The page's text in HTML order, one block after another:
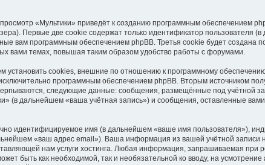
«Мультики» приведёт к созданию программным обеспечением
Первые две cookie содержат только идентификатор пользователя
вам программным обеспечением phpBB. Третья cookie будет создана
вами темах, повышая таким образом удобство работы с форумами.
cookies, внешние по отношению к программному
программным обеспечением phpBB. Вторым источником
следующие данные: сообщения, размещённые под учётной
(в дальнейшем «ваша учётная запись») и сообщения, оставленные
идентифицируемое имя (в дальнейшем «ваше имя пользователя»),
«ваш адрес email»). Ваша информация из вашей учётной записи
нам услуги хостинга. Любая информация, запрашиваемая при
быть как необходимой, так и необязательной ко вводу, на